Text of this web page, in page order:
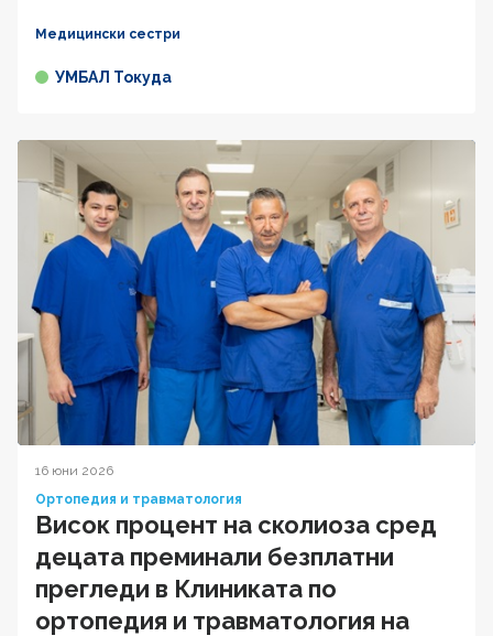
Медицински сестри
УМБАЛ Токуда
16 юни 2026
Ортопедия и травматология
Висок процент на сколиоза сред
децата преминали безплатни
прегледи в Клиниката по
ортопедия и травматология на